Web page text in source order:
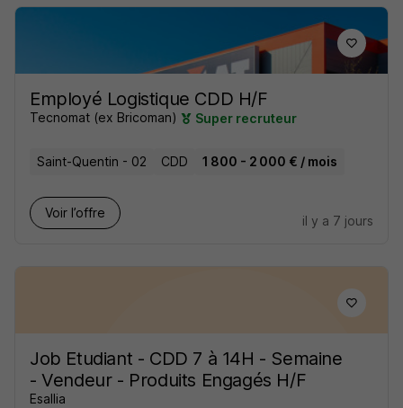
Employé Logistique CDD H/F
Tecnomat (ex Bricoman) Super recruteur
Saint-Quentin - 02 CDD 1 800 - 2 000 € / mois
Voir l’offre
il y a 7 jours
Job Etudiant - CDD 7 à 14H - Semaine
- Vendeur - Produits Engagés H/F
Esallia